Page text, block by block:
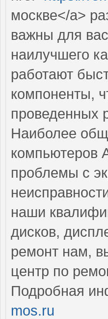
москве</a>
важны для
наилучшего
работают
компоненты,
проведенных
Наиболее
компьютеров
проблемы с
наши
дисков,
ремонт нам,
центр по
Подробная
mos.ru